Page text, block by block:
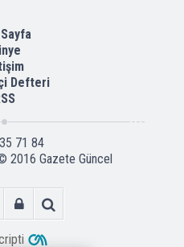
Defteri
71 84
© 2016 Gazete Güncel